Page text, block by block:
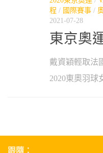
程 / 國際賽事 /
2021-07-28
東京奧
戴資穎輕取法
2020東奧羽球
跟隨：